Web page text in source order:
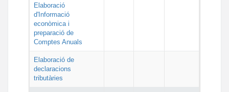
Elaboració
d'Informació
econòmica i
preparació de
Comptes Anuals
Elaboració de
declaracions
tributàries